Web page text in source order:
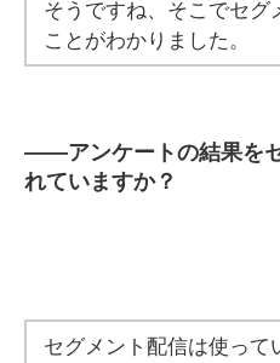
そうですね、そこでセグ
ことがわかりました。
――アンケートの結果を
れていますか？
セグメント配信は使って